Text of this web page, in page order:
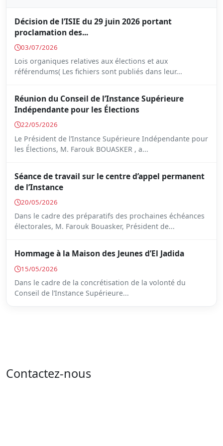
Décision de l’ISIE du 29 juin 2026 portant
proclamation des...
03/07/2026
Lois organiques relatives aux élections et aux
référendums( Les fichiers sont publiés dans leur...
Réunion du Conseil de l’Instance Supérieure
Indépendante pour les Élections
22/05/2026
Le Président de l’Instance Supérieure Indépendante pour
les Élections, M. Farouk BOUASKER , a...
Séance de travail sur le centre d’appel permanent
de l’Instance
20/05/2026
Dans le cadre des préparatifs des prochaines échéances
électorales, M. Farouk Bouasker, Président de...
Hommage à la Maison des Jeunes d’El Jadida
15/05/2026
Dans le cadre de la concrétisation de la volonté du
Conseil de l’Instance Supérieure...
Contactez-nous